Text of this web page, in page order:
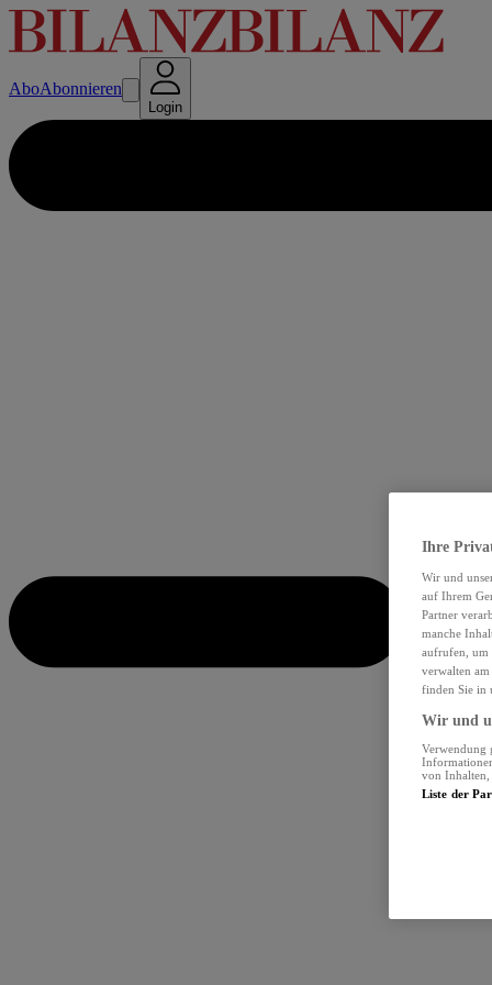
AboAbonnieren
Login
Ihre
Wir und
auf Ihrem
Partner
manche
aufrufen, um
verwalten
finden Sie in
Wir und
Verwendung
von Inhalten,
Liste der